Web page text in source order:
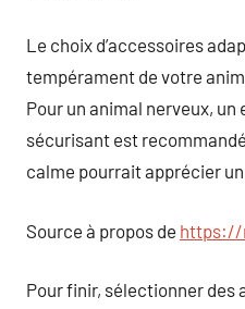
Le choix d’accessoires
tempérament de votre
Pour un animal nerveux,
sécurisant est
calme pourrait apprécier
Source à propos de https://
Pour finir, sélectionner des